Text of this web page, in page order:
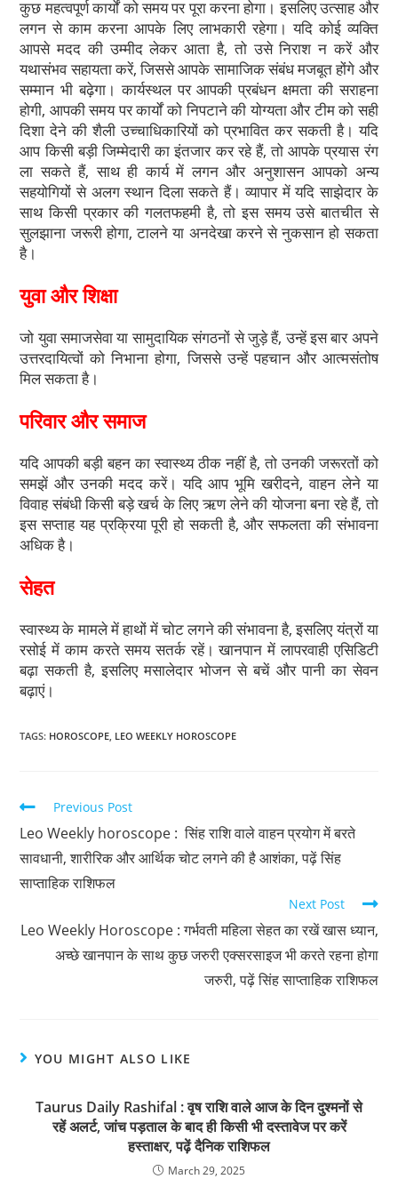
कुछ महत्वपूर्ण कार्यों को समय पर पूरा करना होगा। इसलिए उत्साह और
लगन से काम करना आपके लिए लाभकारी रहेगा। यदि कोई व्यक्ति
आपसे मदद की उम्मीद लेकर आता है, तो उसे निराश न करें और
यथासंभव सहायता करें, जिससे आपके सामाजिक संबंध मजबूत होंगे और
सम्मान भी बढ़ेगा। कार्यस्थल पर आपकी प्रबंधन क्षमता की सराहना
होगी, आपकी समय पर कार्यों को निपटाने की योग्यता और टीम को सही
दिशा देने की शैली उच्चाधिकारियों को प्रभावित कर सकती है। यदि
आप किसी बड़ी जिम्मेदारी का इंतजार कर रहे हैं, तो आपके प्रयास रंग
ला सकते हैं, साथ ही कार्य में लगन और अनुशासन आपको अन्य
सहयोगियों से अलग स्थान दिला सकते हैं। व्यापार में यदि साझेदार के
साथ किसी प्रकार की गलतफहमी है, तो इस समय उसे बातचीत से
सुलझाना जरूरी होगा, टालने या अनदेखा करने से नुकसान हो सकता
है।
युवा और शिक्षा
जो युवा समाजसेवा या सामुदायिक संगठनों से जुड़े हैं, उन्हें इस बार अपने
उत्तरदायित्वों को निभाना होगा, जिससे उन्हें पहचान और आत्मसंतोष
मिल सकता है।
परिवार और समाज
यदि आपकी बड़ी बहन का स्वास्थ्य ठीक नहीं है, तो उनकी जरूरतों को
समझें और उनकी मदद करें। यदि आप भूमि खरीदने, वाहन लेने या
विवाह संबंधी किसी बड़े खर्च के लिए ऋण लेने की योजना बना रहे हैं, तो
इस सप्ताह यह प्रक्रिया पूरी हो सकती है, और सफलता की संभावना
अधिक है।
सेहत
स्वास्थ्य के मामले में हाथों में चोट लगने की संभावना है, इसलिए यंत्रों या
रसोई में काम करते समय सतर्क रहें। खानपान में लापरवाही एसिडिटी
बढ़ा सकती है, इसलिए मसालेदार भोजन से बचें और पानी का सेवन
बढ़ाएं।
TAGS: HOROSCOPE LEO WEEKLY HOROSCOPE
Previous Post
Leo Weekly horoscope : सिंह राशि वाले वाहन प्रयोग में बरते
सावधानी, शारीरिक और आर्थिक चोट लगने की है आशंका, पढ़ें सिंह
साप्ताहिक राशिफल
Next Post
Leo Weekly Horoscope : गर्भवती महिला सेहत का रखें खास ध्यान,
अच्छे खानपान के साथ कुछ जरुरी एक्सरसाइज भी करते रहना होगा
जरुरी, पढ़ें सिंह साप्ताहिक राशिफल
YOU MIGHT ALSO LIKE
Taurus Daily Rashifal : वृष राशि वाले आज के दिन दुश्मनों से
रहें अलर्ट, जांच पड़ताल के बाद ही किसी भी दस्तावेज पर करें
हस्ताक्षर, पढ़ें दैनिक राशिफल
March 29, 2025